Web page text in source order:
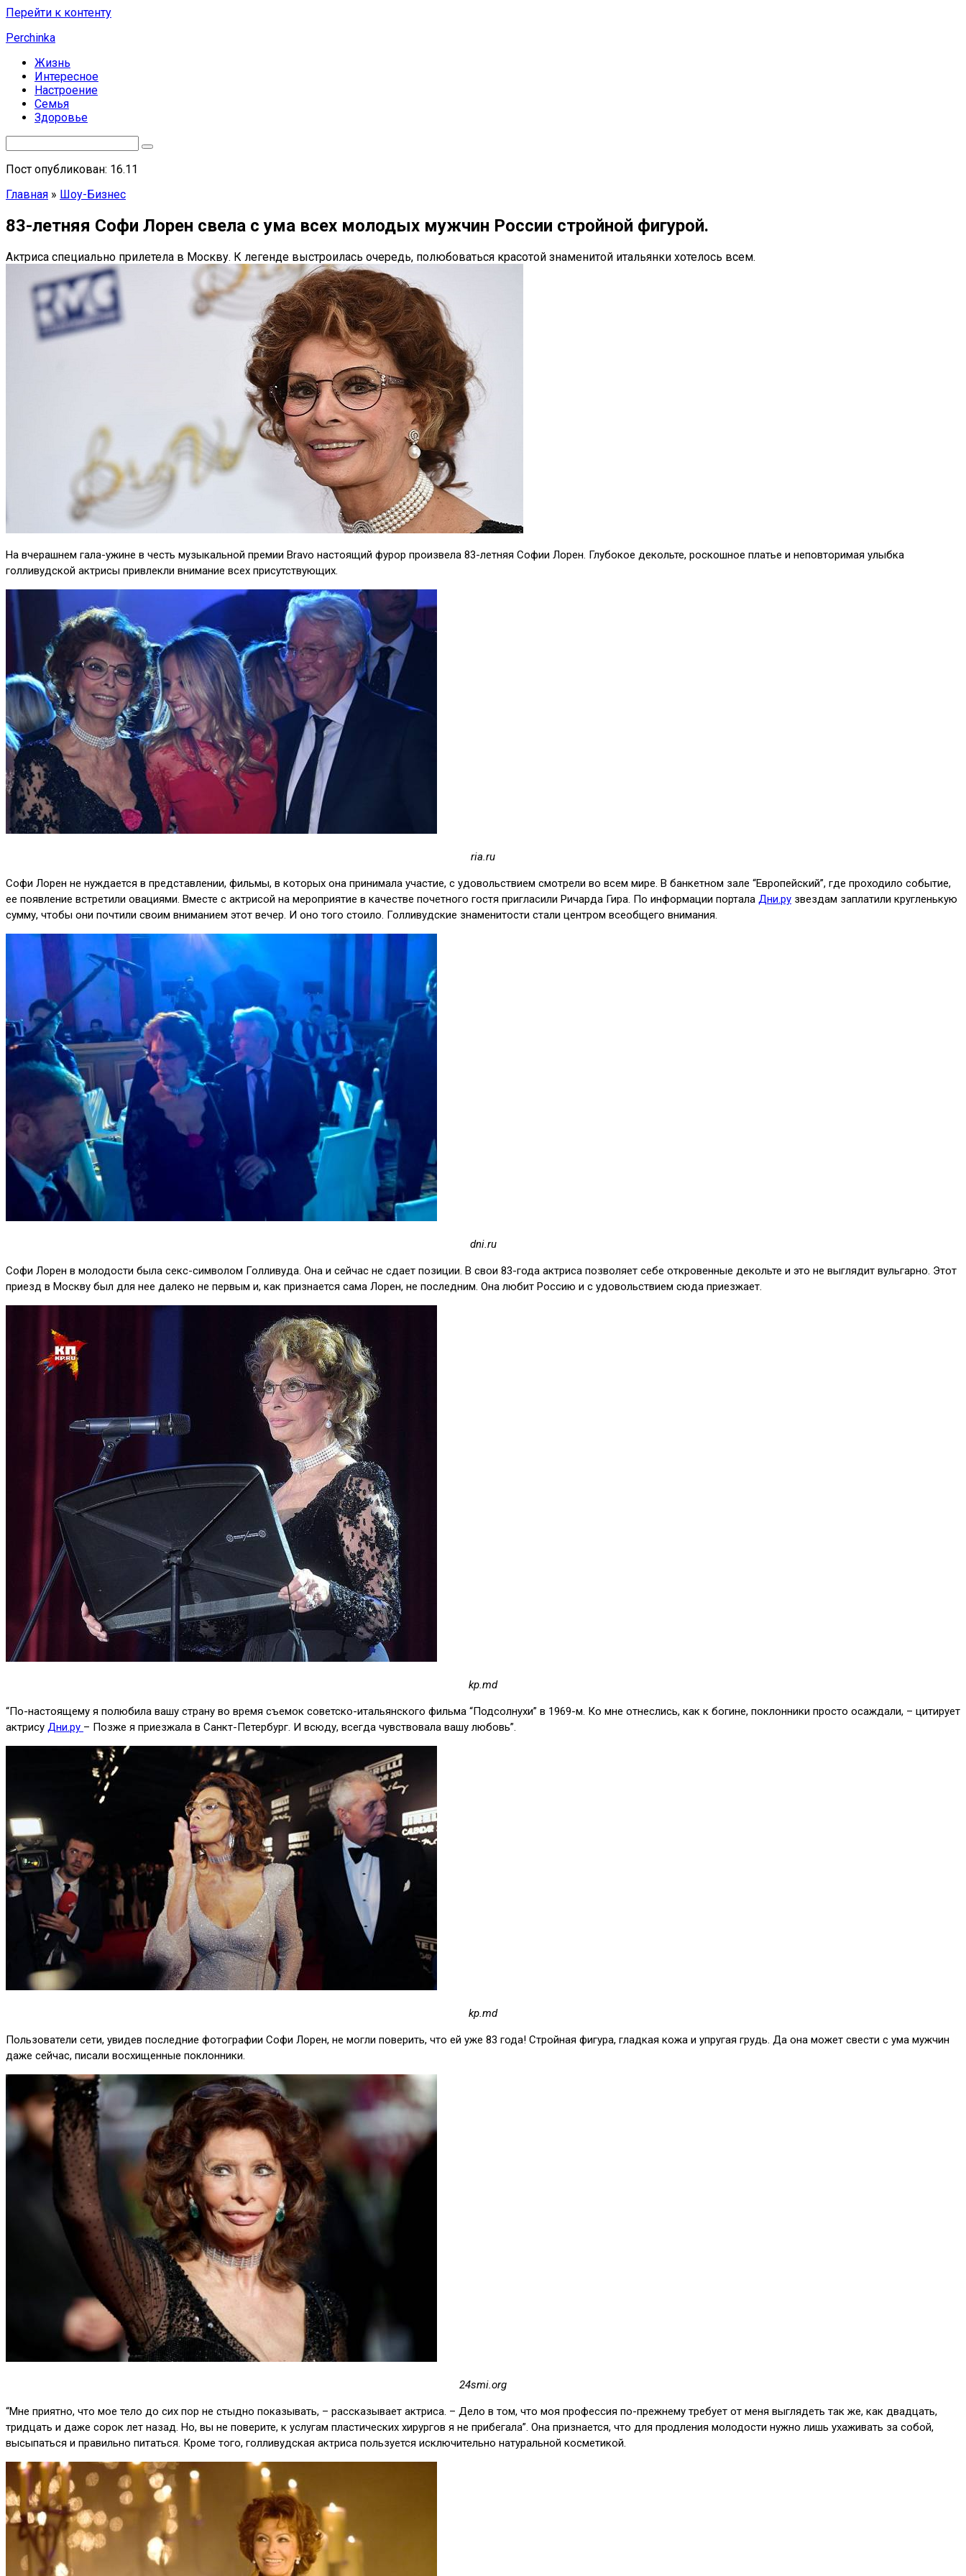
Перейти к контенту
Perchinka
Жизнь
Интересное
Настроение
Семья
Здоровье
Пост опубликован: 16.11
Главная » Шоу-Бизнес
83-летняя Софи Лорен свела с ума всех молодых мужчин России стройной фигурой.
Актриса специально прилетела в Москву. К легенде выстроилась очередь, полюбоваться красотой знаменитой итальянки хотелось всем.
На вчерашнем гала-ужине в честь музыкальной премии Bravo настоящий фурор произвела 83-летняя Софии Лорен. Глубокое декольте, роскошное платье и неповторимая улыбка
голливудской актрисы привлекли внимание всех присутствующих.
ria.ru
Софи Лорен не нуждается в представлении, фильмы, в которых она принимала участие, с удовольствием смотрели во всем мире. В банкетном зале “Европейский”, где проходило событие,
ее появление встретили овациями. Вместе с актрисой на мероприятие в качестве почетного гостя пригласили Ричарда Гира. По информации портала Дни.ру звездам заплатили кругленькую
сумму, чтобы они почтили своим вниманием этот вечер. И оно того стоило. Голливудские знаменитости стали центром всеобщего внимания.
dni.ru
Софи Лорен в молодости была секс-символом Голливуда. Она и сейчас не сдает позиции. В свои 83-года актриса позволяет себе откровенные декольте и это не выглядит вульгарно. Этот
приезд в Москву был для нее далеко не первым и, как признается сама Лорен, не последним. Она любит Россию и с удовольствием сюда приезжает.
kp.md
“По-настоящему я полюбила вашу страну во время съемок советско-итальянского фильма “Подсолнухи” в 1969-м. Ко мне отнеслись, как к богине, поклонники просто осаждали, – цитирует
актрису Дни.ру – Позже я приезжала в Санкт-Петербург. И всюду, всегда чувствовала вашу любовь”.
kp.md
Пользователи сети, увидев последние фотографии Софи Лорен, не могли поверить, что ей уже 83 года! Стройная фигура, гладкая кожа и упругая грудь. Да она может свести с ума мужчин
даже сейчас, писали восхищенные поклонники.
24smi.org
“Мне приятно, что мое тело до сих пор не стыдно показывать, – рассказывает актриса. – Дело в том, что моя профессия по-прежнему требует от меня выглядеть так же, как двадцать,
тридцать и даже сорок лет назад. Но, вы не поверите, к услугам пластических хирургов я не прибегала”. Она признается, что для продления молодости нужно лишь ухаживать за собой,
высыпаться и правильно питаться. Кроме того, голливудская актриса пользуется исключительно натуральной косметикой.